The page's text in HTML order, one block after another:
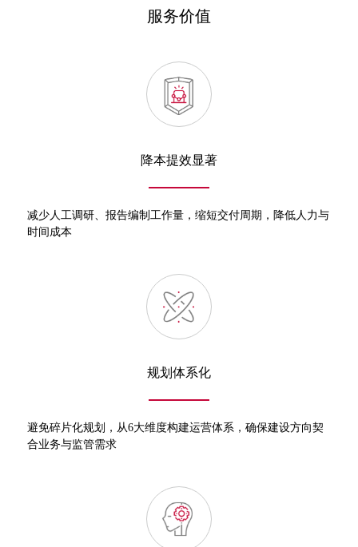
服务价值
降本提效显著
减少人工调研、报告编制工作量，缩短交付周期，降低人力与
时间成本
规划体系化
避免碎片化规划，从6大维度构建运营体系，确保建设方向契
合业务与监管需求